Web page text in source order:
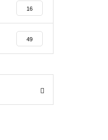
16
49